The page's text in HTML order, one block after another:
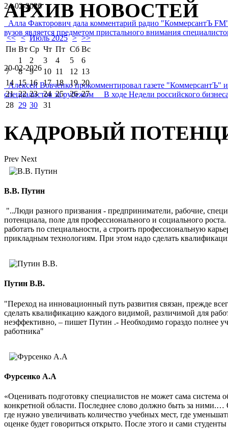
24-02-2026
Алла Факторович дала комментарий радио "КоммерсантЪ
вузов является предметом пристального внимания
20-02-2026
Алексей Вовченко прокомментировал газете
специалистов за рубежом В ходе Недели российского
АРХИВ НОВОСТЕЙ
<< < Июль 2025 > >>
Пн Вт Ср Чт Пт Сб Вс
1
2 3 4 5
6
7
8 9 10 11 12 13
14 15 16 17 18 19 20
21 22 23 24 25 26 27
28 29 30 31
КАДРОВЫЙ
Prev Next
В.В. Путин
"..Люди разного призвания - предприниматели, рабочие,
потенциала, поле для профессионального и социального
работать по специальности, а строить профессиональную
прикладным технологиям. При этом надо сделать
Путин В.В.
"Переход на инновационный путь развития связан, прежде
сделать квалификацию каждого видимой, различимой для
неэффективно, – пишет Путин .- Необходимо гораздо полнее
работника"
Фурсенко А.А
«Оценивать подготовку специалистов не может сама
конкретной области. Последнее слово должно быть за ними.…
где нужно увеличивать количество учебных мест, где
оценке будет говориться открыто. После этого и сами